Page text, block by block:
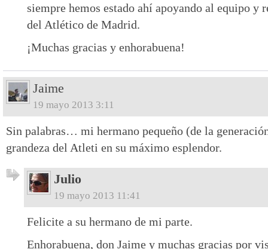
siempre hemos estado ahí apoyando al equipo y
del Atlético de Madrid.
¡Muchas gracias y enhorabuena!
Jaime
19 mayo 2013 3:11
Sin palabras… mi hermano pequeño (de la
grandeza del Atleti en su máximo esplendor.
Julio
19 mayo 2013 11:41
Felicite a su hermano de mi parte.
Enhorabuena, don Jaime y muchas gracias por